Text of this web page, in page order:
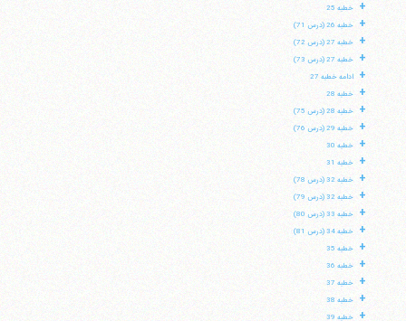
+ خطبه 25
+ خطبه 26 (درس 71)
+ خطبه 27 (درس 72)
+ خطبه 27 (درس 73)
+ ادامه خطبه 27
+ خطبه 28
+ خطبه 28 (درس 75)
+ خطبه 29 (درس 76)
+ خطبه 30
+ خطبه 31
+ خطبه 32 (درس 78)
+ خطبه 32 (درس 79)
+ خطبه 33 (درس 80)
+ خطبه 34 (درس 81)
+ خطبه 35
+ خطبه 36
+ خطبه 37
+ خطبه 38
+ خطبه 39